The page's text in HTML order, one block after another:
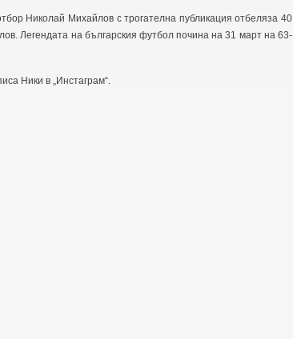
Николай Михайлов с трогателна публикация отбеляза 40
Легендата на българския футбол почина на 31 март на 63-
Ники в „Инстаграм“.